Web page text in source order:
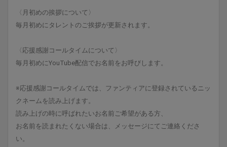
〈月初めの挨拶について〉
毎月初めにタレントのご挨拶が更新されます。
〈応援感謝コールタイムについて〉
毎月初めにYouTube配信でお名前をお呼びします。
※応援感謝コールタイムでは、ファンティアに登録されているニッ
クネームを読み上げます。
読み上げの時に呼ばれたいお名前ご希望がある方、
お名前を読まれたくない場合は、メッセージにてご連絡くださ
い。